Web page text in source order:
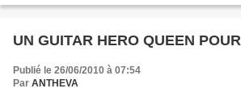
UN GUITAR HERO QUEEN
Publié le 26/06/2010 à 07:54
Par ANTHEVA